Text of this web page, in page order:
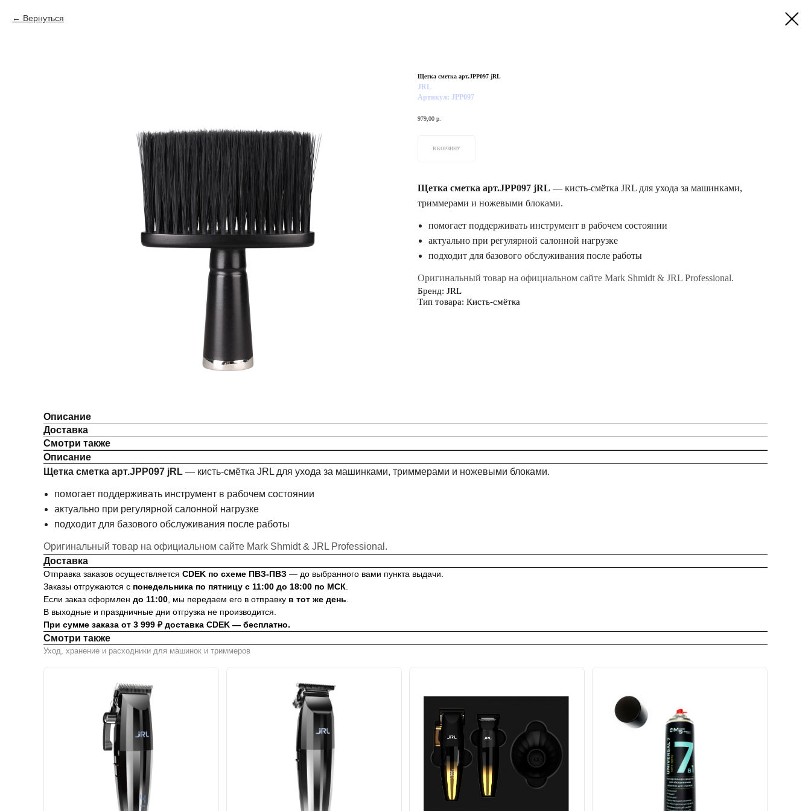
Вернуться
Щетка сметка арт.JPP097 jRL
JRL
Артикул: JPP097
979,00 р.
В КОРЗИНУ
Щетка сметка арт.JPP097 jRL — кисть-смётка JRL для ухода за машинками,
триммерами и ножевыми блоками.
помогает поддерживать инструмент в рабочем состоянии
актуально при регулярной салонной нагрузке
подходит для базового обслуживания после работы
Оригинальный товар на официальном сайте Mark Shmidt & JRL Professional.
Бренд: JRL
Тип товара: Кисть-смётка
Описание
Доставка
Смотри также
Описание
Щетка сметка арт.JPP097 jRL — кисть-смётка JRL для ухода за машинками, триммерами и ножевыми блоками.
помогает поддерживать инструмент в рабочем состоянии
актуально при регулярной салонной нагрузке
подходит для базового обслуживания после работы
Оригинальный товар на официальном сайте Mark Shmidt & JRL Professional.
Доставка
Отправка заказов осуществляется CDEK по схеме ПВЗ-ПВЗ — до выбранного вами пункта выдачи.
Заказы отгружаются с понедельника по пятницу с 11:00 до 18:00 по МСК
Если заказ оформлен до 11:00 , мы передаем его в отправку в тот же день
В выходные и праздничные дни отгрузка не производится.
При сумме заказа от 3 999 ₽ доставка CDEK — бесплатно.
Смотри также
Уход, хранение и расходники для машинок и триммеров